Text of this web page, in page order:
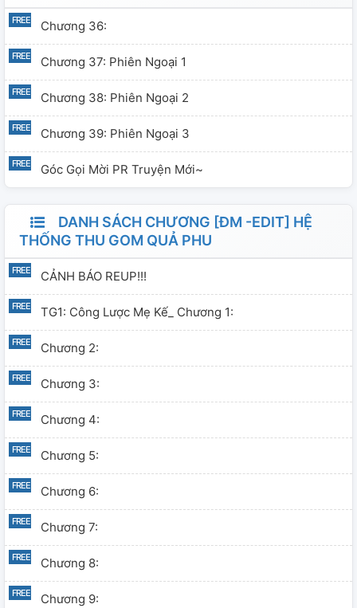
Nếu muốn re-up phiền trao đổi cùng mình. Tuyệt đối
không chuyển ver.
Chương 36:
Chương 37: Phiên Ngoại 1
Chương 38: Phiên Ngoại 2
Chương 39: Phiên Ngoại 3
Góc Gọi Mời PR Truyện Mới~
DANH SÁCH CHƯƠNG [ĐM -EDIT] HỆ
THỐNG THU GOM QUẢ PHU
CẢNH BÁO REUP!!!
TG1: Công Lược Mẹ Kế_ Chương 1:
Chương 2:
Chương 3:
Chương 4:
Chương 5:
Chương 6:
Chương 7:
Chương 8:
Chương 9: